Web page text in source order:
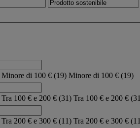
Minore di 100 € (19) Minore di 100 € (19)
Tra 100 € e 200 € (31) Tra 100 € e 200 €
Tra 200 € e 300 € (11) Tra 200 € e 300 €